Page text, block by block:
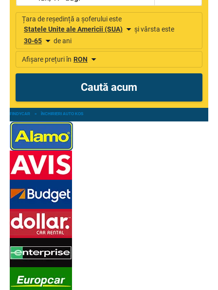
FINDYCAR » ÎNCHIRIERI AUTO KOS